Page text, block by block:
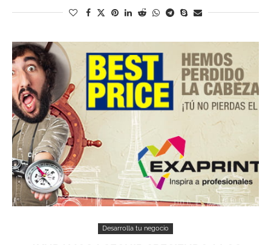
Desarrolla tu negocio